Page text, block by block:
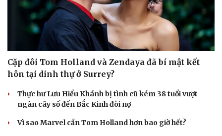
Cặp đôi Tom Holland và Zendaya đã bí mật kết
hôn tại dinh thự ở Surrey?
Thực hư Lưu Hiểu Khánh bị tình cũ kém 38 tuổi vượt
ngàn cây số đến Bắc Kinh đòi nợ
Vì sao Marvel cần Tom Holland hơn bao giờ hết?